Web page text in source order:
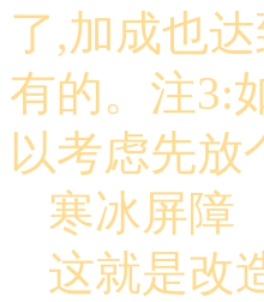
了,加成也
有的。注3:
以考虑先放
寒冰屏障
这就是改